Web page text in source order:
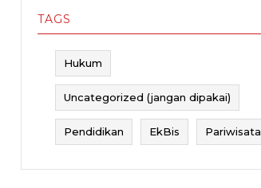
TAGS
Hukum
Uncategorized (jangan dipakai)
Pendidikan EkBis Pariwisata